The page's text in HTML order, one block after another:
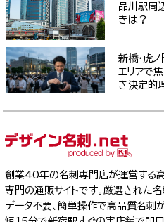
品川駅周
きは？
新橋・虎
エリアで
き決定的
創業40年の名刺専門店が運営する
専門の通販サイトです。厳選された
データ不要、簡単操作で高品質名